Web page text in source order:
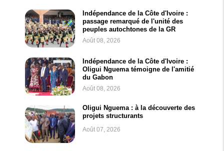
Indépendance de la Côte d'Ivoire :
passage remarqué de l'unité des
peuples autochtones de la GR
Août 08, 2026
Indépendance de la Côte d'Ivoire :
Oligui Nguema témoigne de l'amitié
du Gabon
Août 08, 2026
Oligui Nguema : à la découverte des
projets structurants
Août 07, 2026